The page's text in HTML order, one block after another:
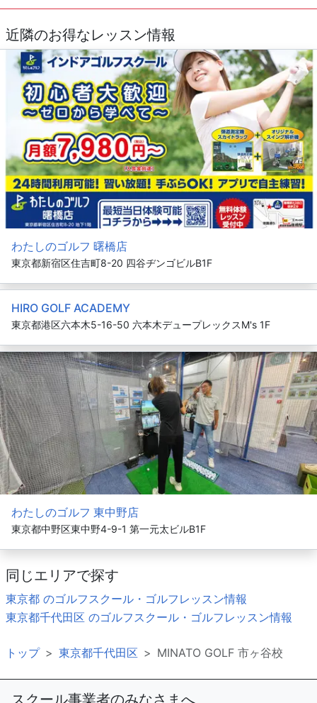
近隣のお得なレッスン情報
わたしのゴルフ 曙橋店
東京都新宿区住吉町8-20 四谷ヂンゴビルB1F
HIRO GOLF ACADEMY
東京都港区六本木5-16-50 六本木デュープレックスM's 1F
わたしのゴルフ 東中野店
東京都中野区東中野4-9-1 第一元太ビルB1F
同じエリアで探す
東京都 のゴルフスクール・ゴルフレッスン情報
東京都千代田区 のゴルフスクール・ゴルフレッスン情報
トップ 東京都千代田区 MINATO GOLF 市ヶ谷校
スクール事業者のみなさまへ